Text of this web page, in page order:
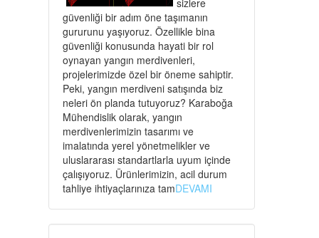
güvenliği bir adım öne taşımanın
gururunu yaşıyoruz. Özellikle bina
güvenliği konusunda hayati bir rol
oynayan yangın merdivenleri,
projelerimizde özel bir öneme sahiptir.
Peki, yangın merdiveni satışında biz
neleri ön planda tutuyoruz? Karaboğa
Mühendislik olarak, yangın
merdivenlerimizin tasarımı ve
imalatında yerel yönetmelikler ve
uluslararası standartlarla uyum içinde
çalışıyoruz. Ürünlerimizin, acil durum
tahliye ihtiyaçlarınıza tamDEVAMI